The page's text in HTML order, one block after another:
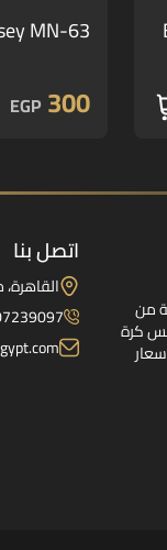
MN-63
300
EGP
من
كرة
اتصل بنا